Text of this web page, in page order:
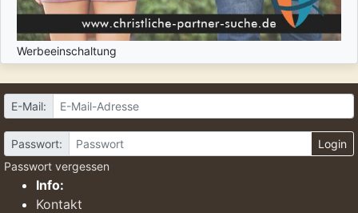
Werbeeinschaltung
E-Mail:
Passwort:
Login
Passwort vergessen
Info:
Kontakt